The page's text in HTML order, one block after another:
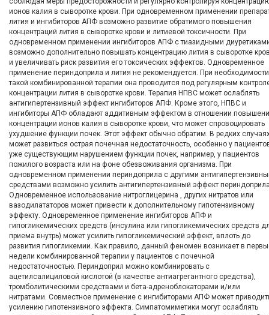
ионов калия в сыворотке крови. При одновременном применении
лития и ингибиторов АПФ возможно развитие обратимого повышения
концентраций лития в сыворотке крови и литиевой токсичности. При
одновременном применении ингибиторов АПФ с тиазидными
возможно дополнительно повышать концентрацию лития в сыворотке
и увеличивать риск развития его токсических эффектов. Одновременное
применение периндоприла и лития не рекомендуется. При необходимости
такой комбинированной терапии она проводится под регулярным
концентрации лития в сыворотке крови. Терапия НПВС может ослаблять
антигипертензивный эффект ингибиторов АПФ. Кроме этого, НПВС и
ингибиторы АПФ обладают аддитивным эффектом в отношении
концентрации ионов калия в сыворотке крови, что может спровоцировать
ухудшение функции почек. Этот эффект обычно обратим. В редких
может развиться острая почечная недостаточность, особенно у
уже существующим нарушением функции почек, например, у пациентов
пожилого возраста или на фоне обезвоживания организма. При
одновременном применении периндоприла с другими
средствами возможно усилить антигипертензивный эффект
Одновременное использование нитроглицерина , других нитратов или
вазодилататоров может привести к дополнительному гипотензивному
эффекту. Одновременное применение ингибиторов АПФ и
гипогликемических средств (инсулина или гипогликемических средств
приема внутрь) может усилить гипогликемический эффект, вплоть до
развития гипогликемии. Как правило, данный феномен возникает в
недели комбинированной терапии у пациентов с почечной
недостаточностью. Периндоприл можно комбинировать с
ацетилсалициловой кислотой (в качестве антиагрегантного средства),
тромболитическими средствами и бета-адреноблокаторами и/или
нитратами. Совместное применение с ингибиторами АПФ может
усилению гипотензивного эффекта. Симпатомиметики могут ослаблять